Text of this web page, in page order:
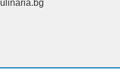
Kulinaria.bg